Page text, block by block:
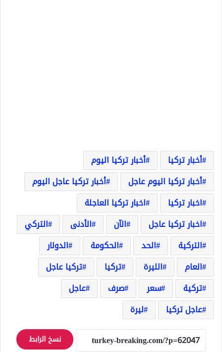
أخبار تركيا
أخبار تركيا اليوم
أخبار تركيا اليوم عاجل
أخبار تركيا عاجل اليوم
اخبار تركيا
اخبار تركيا العاجلة
اخبار تركيا عاجل
الآن الأدنى
التركي
التركية
الحد الحكومة
الدولار
العام
الليرة تركيا
تركيا عاجل
تركية
سعر صرف
عاجل
عاجل تركيا
ليرة
نسخ الرابط